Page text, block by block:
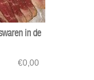
in de
€0,00